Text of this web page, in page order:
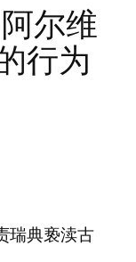
尔维
行为
瑞典亵渎古